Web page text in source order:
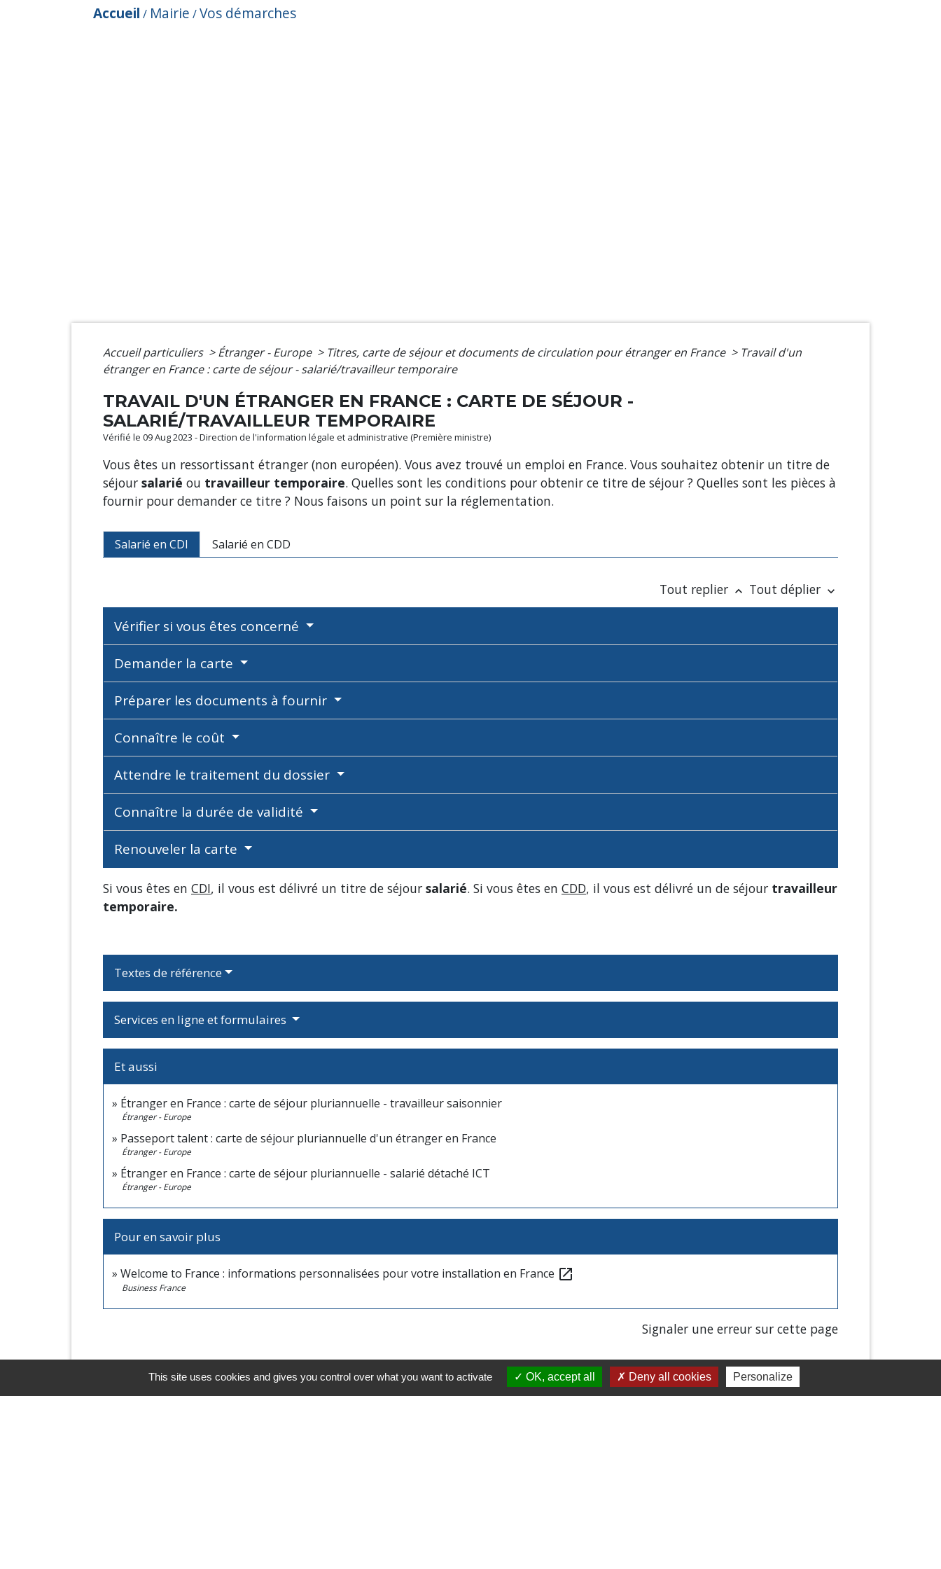
Accueil / Mairie /Vos démarches
Accueil particuliers > Étranger - Europe > Titres, carte de séjour et documents de circulation pour étranger en France > Travail d'un
étranger en France : carte de séjour - salarié/travailleur temporaire
TRAVAIL D'UN ÉTRANGER EN FRANCE : CARTE DE SÉJOUR -
SALARIÉ/TRAVAILLEUR TEMPORAIRE
Vérifié le 09 Aug 2023 - Direction de l'information légale et administrative (Première ministre)
Vous êtes un ressortissant étranger (non européen). Vous avez trouvé un emploi en France. Vous souhaitez obtenir un titre de
séjour salarié ou travailleur temporaire. Quelles sont les conditions pour obtenir ce titre de séjour ? Quelles sont les pièces à
fournir pour demander ce titre ? Nous faisons un point sur la réglementation.
Salarié en CDI Salarié en CDD
Tout replier keyboard_arrow_up Tout déplier keyboard_arrow_down
Vérifier si vous êtes concerné
Demander la carte
Préparer les documents à fournir
Connaître le coût
Attendre le traitement du dossier
Connaître la durée de validité
Renouveler la carte
Si vous êtes en CDI, il vous est délivré un titre de séjour salarié. Si vous êtes en CDD, il vous est délivré un de séjour travailleur
temporaire.
Textes de référence
Services en ligne et formulaires
Et aussi
Étranger en France : carte de séjour pluriannuelle - travailleur saisonnier
Étranger - Europe
Passeport talent : carte de séjour pluriannuelle d'un étranger en France
Étranger - Europe
Étranger en France : carte de séjour pluriannuelle - salarié détaché ICT
Étranger - Europe
Pour en savoir plus
Welcome to France : informations personnalisées pour votre installation en France open_in_new
Business France
Signaler une erreur sur cette page
This site uses cookies and gives you control over what you want to activate OK, accept all Deny all cookies Personalize